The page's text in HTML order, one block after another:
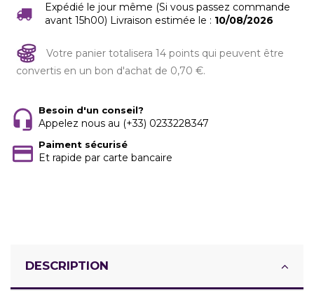
Expédié le jour même (Si vous passez commande
avant 15h00) Livraison estimée le : 10/08/2026
Votre panier totalisera 14 points qui peuvent être
convertis en un bon d'achat de 0,70 €.
Besoin d'un conseil?
Appelez nous au (+33) 0233228347
Paiment sécurisé
Et rapide par carte bancaire
DESCRIPTION